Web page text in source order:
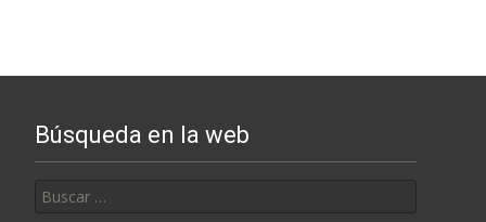
Búsqueda en la web